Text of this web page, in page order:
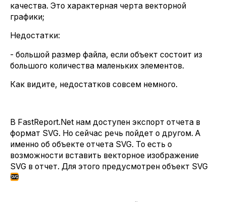
качества. Это характерная черта векторной
графики;
Недостатки:
- большой размер файла, если объект состоит из
большого количества маленьких элементов.
Как видите, недостатков совсем немного.
В FastReport.Net нам доступен экспорт отчета в
формат SVG. Но сейчас речь пойдет о другом. А
именно об объекте отчета SVG. То есть о
возможности вставить векторное изображение
SVG в отчет. Для этого предусмотрен объект SVG